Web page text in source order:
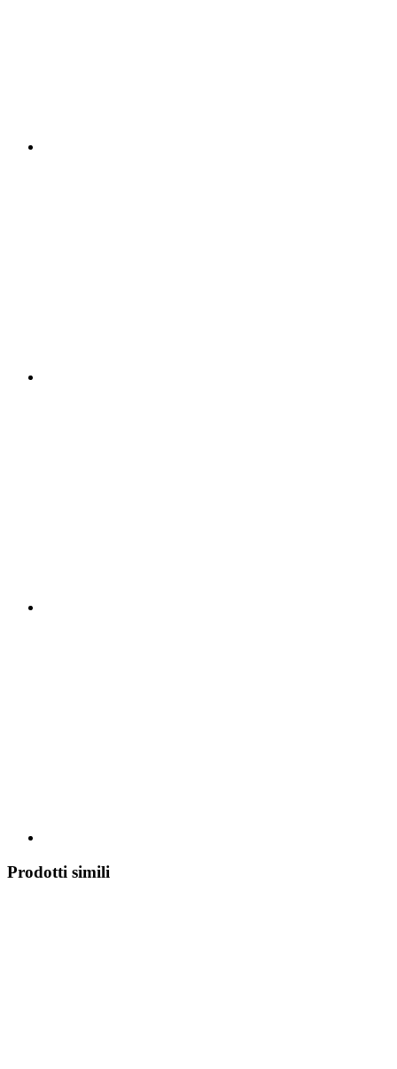
Prodotti simili